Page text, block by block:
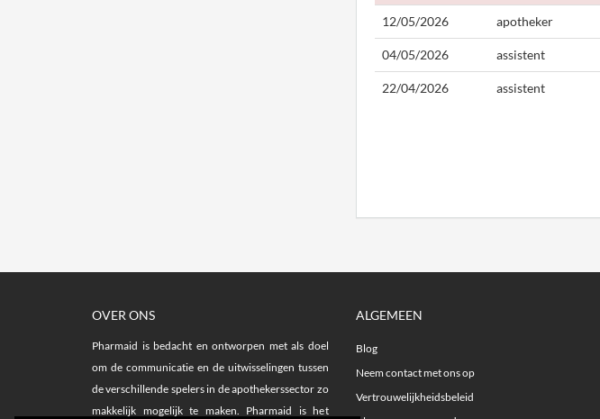
12/05/2026 apotheker
04/05/2026 assistent
22/04/2026 assistent
OVER ONS
Pharmaid is bedacht en ontworpen met als doel
om de communicatie en de uitwisselingen tussen
de verschillende spelers in de apothekerssector zo
makkelijk mogelijk te maken. Pharmaid is het
ALGEMEEN
Blog
Neem contact met ons op
Vertrouwelijkheidsbeleid